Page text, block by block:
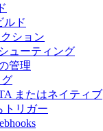
ルド
ション
ューティング
管理
またはネイティブ
トリガー